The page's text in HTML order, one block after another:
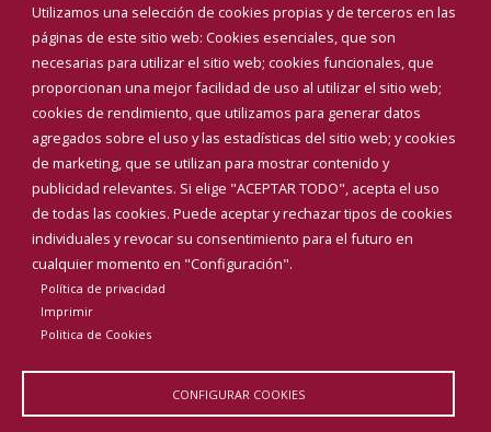
Utilizamos una selección de cookies propias y de terceros en las
páginas de este sitio web: Cookies esenciales, que son
necesarias para utilizar el sitio web; cookies funcionales, que
proporcionan una mejor facilidad de uso al utilizar el sitio web;
cookies de rendimiento, que utilizamos para generar datos
agregados sobre el uso y las estadísticas del sitio web; y cookies
de marketing, que se utilizan para mostrar contenido y
publicidad relevantes. Si elige "ACEPTAR TODO", acepta el uso
de todas las cookies. Puede aceptar y rechazar tipos de cookies
individuales y revocar su consentimiento para el futuro en
cualquier momento en "Configuración".
Política de privacidad
Imprimir
Politica de Cookies
CONFIGURAR COOKIES
Eventos
Corporación Municipal
Teléfonos de interés
INICIAR SESIÓN
MAPA WEB